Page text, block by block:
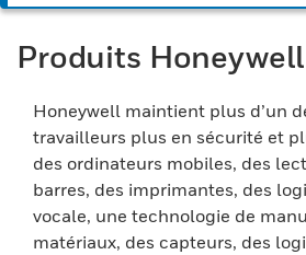
Produits Honeywell
Honeywell maintient plus d’un
travailleurs plus en sécurité et
des ordinateurs mobiles, des
barres, des imprimantes, des
vocale, une technologie de
matériaux, des capteurs, des